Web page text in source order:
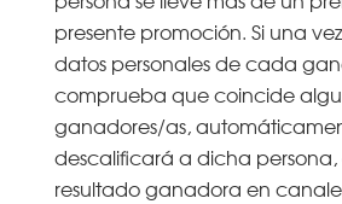
presente promoción. Si una
datos personales de cada
comprueba que coincide
ganadores/as,
descalificará a dicha
resultado ganadora en